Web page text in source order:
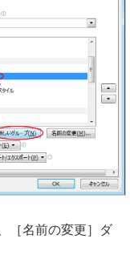
［名前の変更］ダ